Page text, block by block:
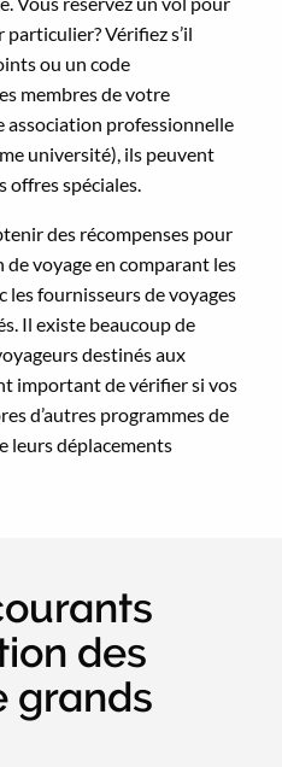
Vérifiez s’il
ou un code
membres de votre
association professionnelle
université), ils peuvent
offres spéciales.
des récompenses pour
voyage en comparant les
les fournisseurs de voyages
Il existe beaucoup de
destinés aux
important de vérifier si vos
d’autres programmes de
leurs déplacements
des
grands